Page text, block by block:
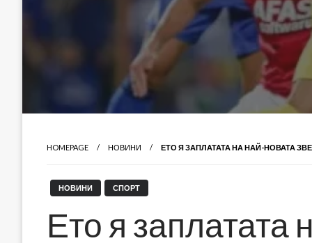
HOMEPAGE НОВИНИ ЕТО Я ЗАПЛАТАТА НА НАЙ-НОВАТА
НОВИНИ СПОРТ
Ето я заплатата